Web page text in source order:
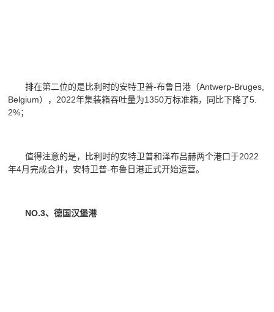
排在第二位的是比利时的安特卫普-布鲁日港（Antwerp-Bruges,
Belgium），2022年集装箱吞吐量为1350万标准箱，同比下降了5.
2%；
值得注意的是，比利时的安特卫普和泽布吕赫两个港口于2022
年4月完成合并，安特卫普-布鲁日港正式开始运营。
NO.3、德国汉堡港